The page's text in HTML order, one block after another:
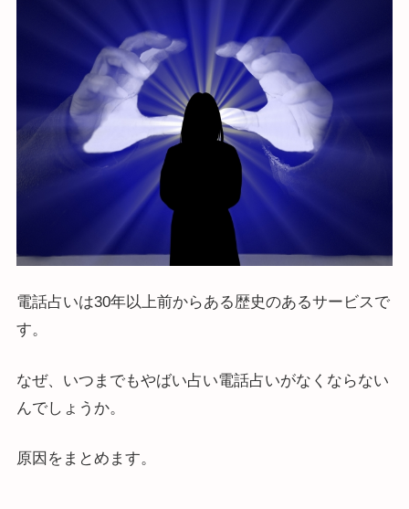
電話占いは30年以上前からある歴史のあるサービスで
す。
なぜ、いつまでもやばい占い電話占いがなくならない
んでしょうか。
原因をまとめます。